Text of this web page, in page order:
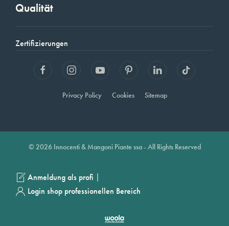
Qualität
Zertifizierungen
Privacy Policy Cookies Sitemap
© 2026 Innocenti & Mangoni Piante ssa - All Rights Reserved
Anmeldung als profi |
Login shop professionellen Bereich